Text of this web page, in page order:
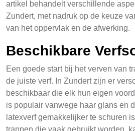
artikel behandelt verschillende
Zundert, met nadruk op de keuze
van het oppervlak en de afwerking.
Beschikbare
Een goede start bij het verven van
de juiste verf. In Zundert zijn er
beschikbaar die elk hun eigen
is populair vanwege haar glans en
latexverf gemakkelijker te schuren
trappen die vaak gebruikt worden,